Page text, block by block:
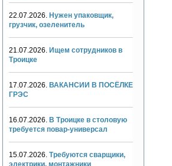
22.07.2026. Нужен упаковщик,
грузчик, озеленитель
21.07.2026. Ищем сотрудников в
Троицке
17.07.2026. ВАКАНСИИ В ПОСЁЛКЕ
ГРЭС
16.07.2026. В Троицке в столовую
требуется повар-универсал
15.07.2026. Требуются сварщики,
электрики, монтажники